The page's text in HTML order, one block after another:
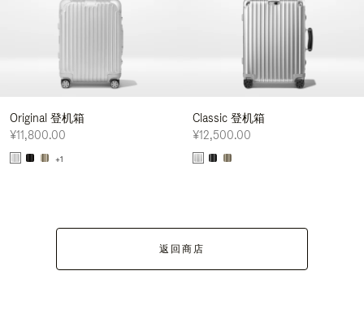
Original 登机箱
¥11,800.00
+1
Classic 登机箱
¥12,500.00
返回商店